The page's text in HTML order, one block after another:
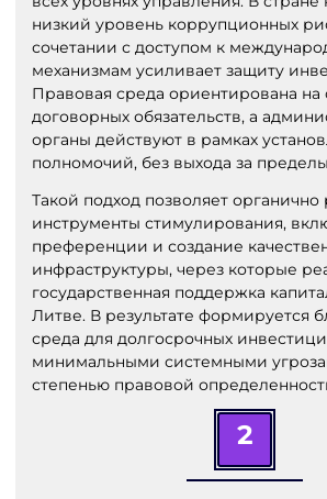
низкий уровень коррупционных
сочетании с доступом к
механизмам усиливает защиту
Правовая среда ориентирована
договорных обязательств, а
органы действуют в рамках
полномочий, без выхода за
Такой подход позволяет органично
инструменты стимулирования,
преференции и создание
инфраструктуры, через которые
государственная поддержка
Литве. В результате формируется
среда для долгосрочных
минимальными системными
степенью правовой
2